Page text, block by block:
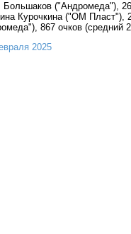
Большаков ("Андромеда"),
Курочкина ("ОМ Пласт"),
867 очков (средний
2025